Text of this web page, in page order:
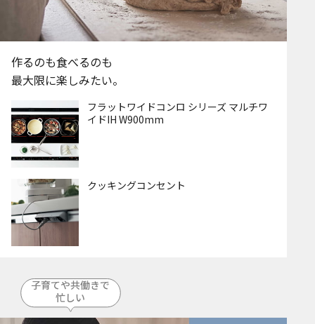
作るのも食べるのも
最大限に楽しみたい。
フラットワイドコンロ シリーズ マルチワ
イドIH W900mm
クッキングコンセント
子育てや共働きで
忙しい